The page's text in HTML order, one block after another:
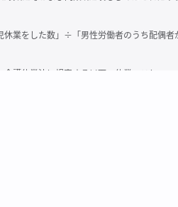
休業をした数」÷「男性労働者のうち配偶
護休業法に規定する以下の休業のこと